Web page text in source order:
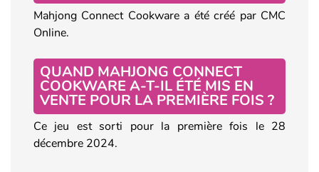
Mahjong Connect Cookware a été créé par CMC
Online.
QUAND MAHJONG CONNECT
COOKWARE A-T-IL ÉTÉ MIS EN
VENTE POUR LA PREMIÈRE FOIS ?
Ce jeu est sorti pour la première fois le 28
décembre 2024.